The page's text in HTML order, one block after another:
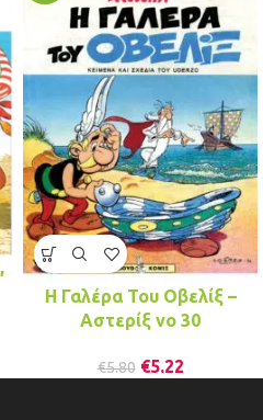
Η Γαλέρα Του Οβελίξ –
Αστερίξ νo 30
€5.80 €5.22